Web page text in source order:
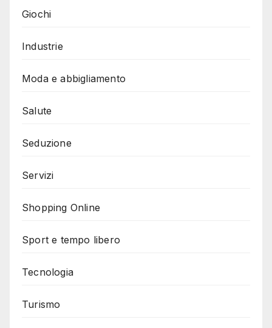
Giochi
Industrie
Moda e abbigliamento
Salute
Seduzione
Servizi
Shopping Online
Sport e tempo libero
Tecnologia
Turismo